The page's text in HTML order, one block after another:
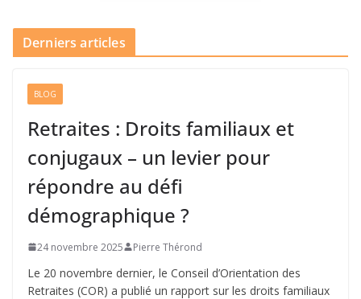
Derniers articles
BLOG
Retraites : Droits familiaux et
conjugaux – un levier pour
répondre au défi
démographique ?
24 novembre 2025 Pierre Thérond
Le 20 novembre dernier, le Conseil d’Orientation des
Retraites (COR) a publié un rapport sur les droits familiaux